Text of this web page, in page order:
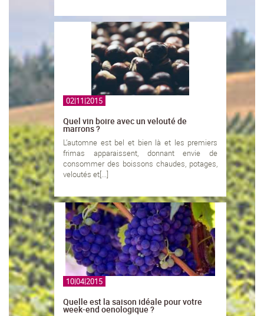
02|11|2015
Quel vin boire avec un velouté de
marrons ?
L’automne est bel et bien là et les premiers
frimas apparaissent, donnant envie de
consommer des boissons chaudes, potages,
veloutés et[...]
10|04|2015
Quelle est la saison idéale pour votre
week-end oenologique ?